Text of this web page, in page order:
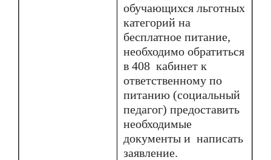
обучающихся льготных
категорий на
бесплатное питание,
необходимо обратиться
в 408 кабинет к
ответственному по
питанию (социальный
педагог) предоставить
необходимые
документы и написать
заявление.